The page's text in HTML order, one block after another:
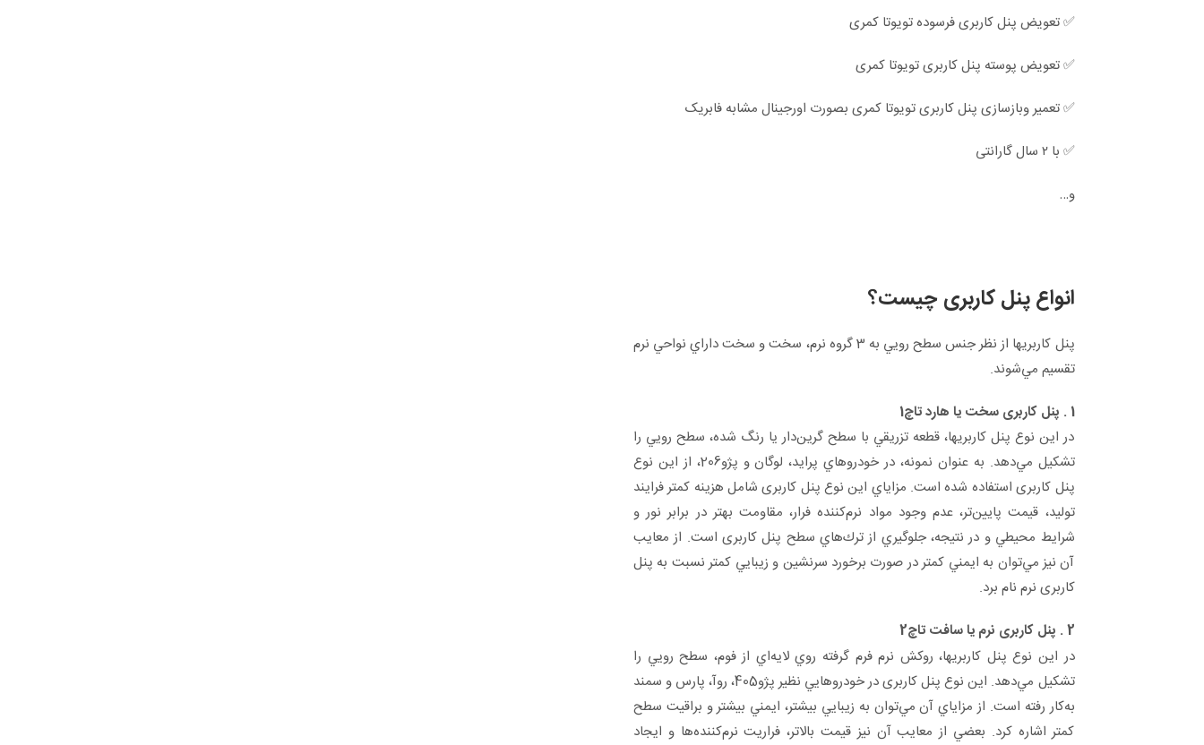
✅ تعویض پنل کاربری فرسوده تویوتا کمری
✅ تعویض پوسته پنل کاربری تویوتا کمری
✅ تعمیر وبازسازی پنل کاربری تویوتا کمری بصورت اورجینال مشابه فابریک
✅ با ۲ سال گارانتی
و…
انواع پنل کاربری چیست؟
پنل کاربریها از نظر جنس سطح رويي به 3 گروه نرم، سخت و سخت داراي نواحي نرم
تقسيم مي‌شوند.
1 . پنل کاربری سخت يا هارد تاچ1
در اين نوع پنل کاربریها، قطعه تزريقي با سطح گرين‌دار يا رنگ شده، سطح رويي را
تشكيل مي‌دهد. به عنوان نمونه، در خودروهاي پرايد، لوگان و پژو206، از اين نوع
پنل کاربری استفاده شده است. مزاياي اين نوع پنل کاربری شامل هزينه كمتر فرايند
توليد، قيمت پايين‌تر، عدم وجود مواد نرم‌كننده فرار، مقاومت بهتر در برابر نور و
شرايط محيطي و در نتيجه، جلوگيري از ترك‌هاي سطح پنل کاربری است. از معايب
آن نيز مي‌توان به ايمني كمتر در صورت برخورد سرنشين و زيبايي كمتر نسبت به پنل
کاربری نرم نام برد.
2 . پنل کاربری نرم يا سافت تاچ2
در اين نوع پنل کاربریها، روكش نرم فرم گرفته روي لايه‌اي از فوم، سطح رويي را
تشكيل مي‌دهد. اين نوع پنل کاربری در خودروهايي نظير پژو405، روآ، پارس و سمند
به‌كار رفته است. از مزاياي آن مي‌توان به زيبايي بيشتر، ايمني بيشتر و براقيت سطح
كمتر اشاره كرد. بعضي از معايب آن نيز قيمت بالاتر، فراريت نرم‌كننده‌ها و ايجاد